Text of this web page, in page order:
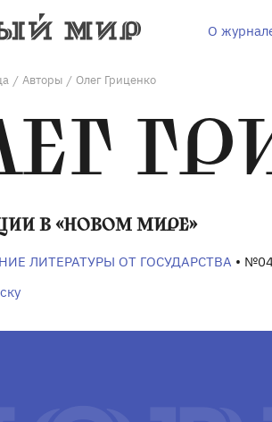
О
/ Авторы / Олег Гриценко
В «НОВОМ МИРЕ»
ЛИТЕРАТУРЫ ОТ ГОСУДАРСТВА •